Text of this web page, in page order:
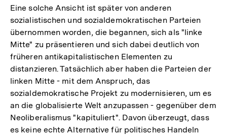
Eine solche Ansicht ist später von anderen
sozialistischen und sozialdemokratischen Parteien
übernommen worden, die begannen, sich als "linke
Mitte" zu präsentieren und sich dabei deutlich von
früheren antikapitalistischen Elementen zu
distanzieren. Tatsächlich aber haben die Parteien der
linken Mitte - mit dem Anspruch, das
sozialdemokratische Projekt zu modernisieren, um es
an die globalisierte Welt anzupassen - gegenüber dem
Neoliberalismus "kapituliert". Davon überzeugt, dass
es keine echte Alternative für politisches Handeln